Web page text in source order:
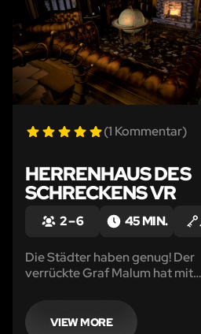
(1 Kommentar)
HERRENHAUS DES
SCHRECKENS VR
2 – 6 45 MIN.
Die Städter haben genug! Der
verrückte Graf Malum hat mit
experimentiert und jetzt werden
Menschen vermisst.
VIEW MORE